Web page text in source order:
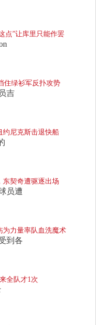
点”让库里只能作罢
住绿衫军反扑攻势
吉
约尼克斯击退快船
东契奇遭驱逐出场
员遭
为力量率队血洗魔术
到各
全队才1次